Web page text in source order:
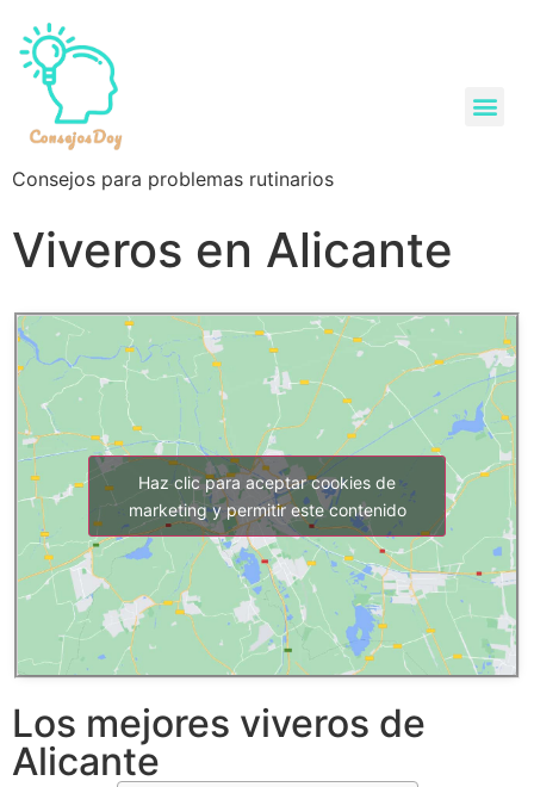
Consejos para problemas rutinarios
Viveros en Alicante
Haz clic para aceptar cookies de
marketing y permitir este contenido
Los mejores viveros de
Alicante